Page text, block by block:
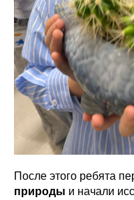
После этого ребята
природы и начали